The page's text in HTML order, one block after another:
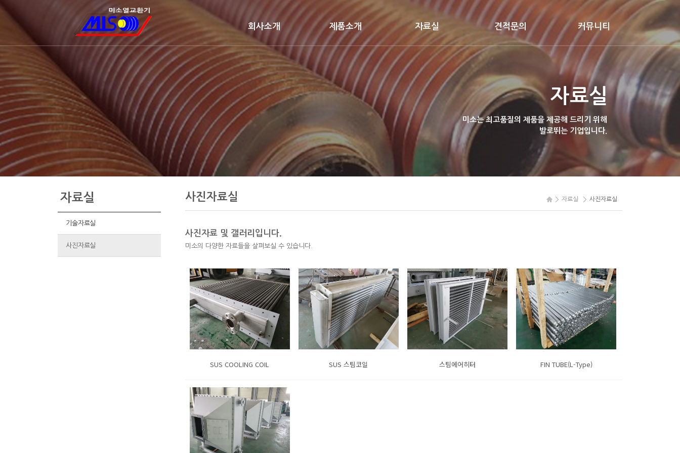
회사소개
인사말
개요
조직도
제품소개
HEAT EXCHANGER
FIN-TUBE
STEAM AIR HEATER
ECONOMIZER
자료실
기술자료실
사진자료실
견적문의 커뮤니티
고객지원
FAQ
자유게시판
자료실
미소는 최고품질의 제품을 제공해 드리기 위해
발로뛰는 기업입니다.
자료실
기술자료실
사진자료실
자료실 사진자료실
사진자료실
사진자료 및 갤러리입니다.
미소의 다양한 자료들을 살펴보실 수 있습니다.
SUS COOLING COIL SUS 스팀코일 스팀에어히터 FIN TUBE(L-Type)